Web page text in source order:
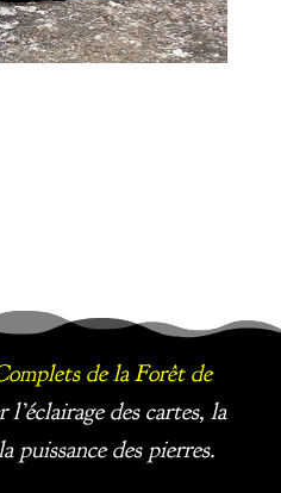
de la Forêt de
des cartes, la
puissance des pierres.